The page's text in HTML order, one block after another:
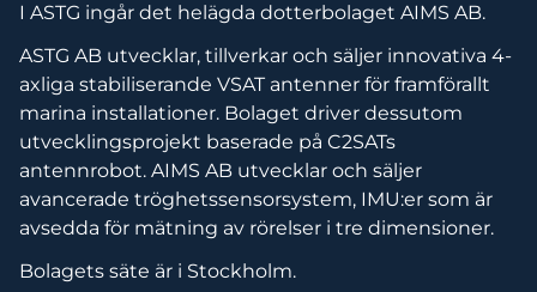
I ASTG ingår det helägda dotterbolaget AIMS AB.
ASTG AB utvecklar, tillverkar och säljer innovativa 4-
axliga stabiliserande VSAT antenner för framförallt
marina installationer. Bolaget driver dessutom
utvecklingsprojekt baserade på C2SATs
antennrobot. AIMS AB utvecklar och säljer
avancerade tröghetssensorsystem, IMU:er som är
avsedda för mätning av rörelser i tre dimensioner.
Bolagets säte är i Stockholm.